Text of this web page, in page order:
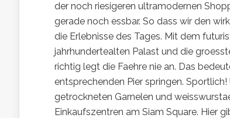
der noch riesigeren ultramodernen
gerade noch essbar. So dass wir den
die Erlebnisse des Tages. Mit dem
jahrhundertealten Palast und die
richtig legt die Faehre nie an. Das
entsprechenden Pier springen.
getrockneten Garnelen und
Einkaufszentren am Siam Square. Hier